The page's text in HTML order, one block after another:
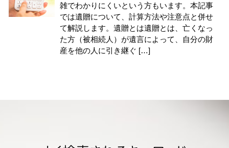
雑でわかりにくいという方もいます。本記事
では遺贈について、計算方法や注意点と併せ
て解説します。遺贈とは遺贈とは、亡くなっ
た方（被相続人）が遺言によって、自分の財
産を他の人に引き継ぐ […]